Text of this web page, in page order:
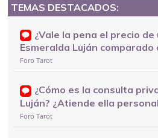
TEMAS DESTACADOS:
¿Vale la pena el precio
Esmeralda Luján comparado
Foro Tarot
¿Cómo es la consulta
Luján? ¿Atiende ella
Foro Tarot